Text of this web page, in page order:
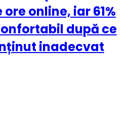
online, iar 61%
după ce
inadecvat